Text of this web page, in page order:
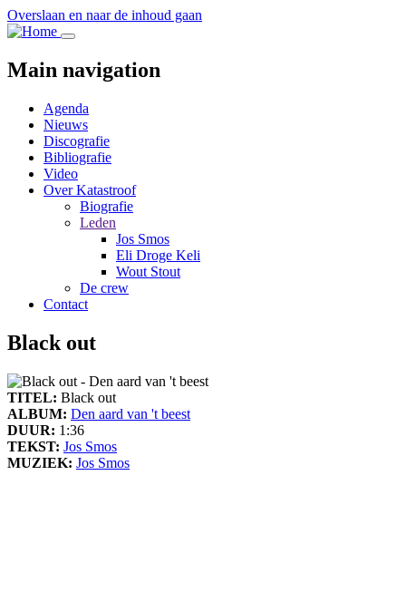
Overslaan en naar de inhoud gaan
Main navigation
Agenda
Nieuws
Discografie
Bibliografie
Video
Over Katastroof
Biografie
Leden
Jos Smos
Eli Droge Keli
Wout Stout
De crew
Contact
Black out
TITEL: Black out
ALBUM: Den aard van 't beest
DUUR: 1:36
TEKST: Jos Smos
MUZIEK: Jos Smos